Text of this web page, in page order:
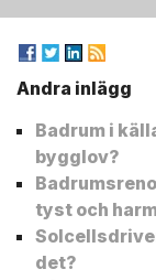
Andra inlägg
Badrum i
bygglov?
tyst och
det?